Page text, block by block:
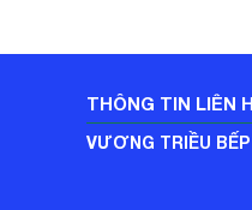
THÔNG TIN LIÊN
VƯƠNG TRIỀU BẾP